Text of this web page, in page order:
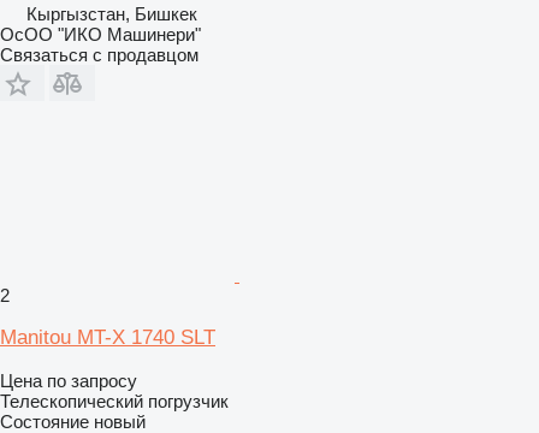
Кыргызстан, Бишкек
ОсОО "ИКО Машинери"
Связаться с продавцом
2
Manitou MT-X 1740 SLT
Цена по запросу
Телескопический погрузчик
Состояние новый